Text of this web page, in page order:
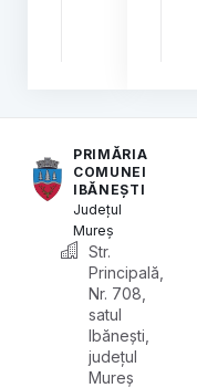
PRIMĂRIA
COMUNEI
IBĂNEȘTI
Județul
Mureș
Str.
Principală,
Nr. 708,
satul
Ibănești,
județul
Mureș